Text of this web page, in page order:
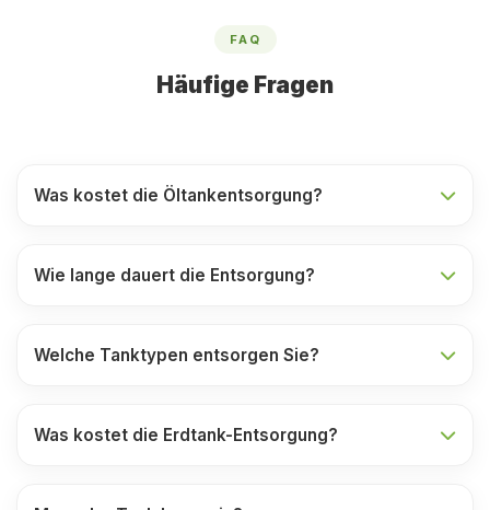
FAQ
Häufige Fragen
Was kostet die Öltankentsorgung?
Wie lange dauert die Entsorgung?
Welche Tanktypen entsorgen Sie?
Was kostet die Erdtank-Entsorgung?